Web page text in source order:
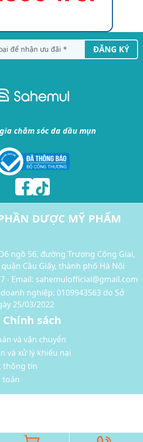
ĐĂNG KÝ
chăm sóc da dầu mụn
DƯỢC MỸ PHẨM
ngõ 56, đường Trương Công Giai,
Cầu Giấy, thành phố Hà Nội
- Email: sahemulofficial@gmail.com
nghiệp: 0109943563 do Sở
25/03/2022
sách
và vận chuyển
và xử lý khiếu nại
thông tin
toán